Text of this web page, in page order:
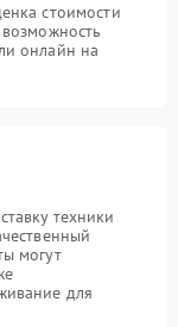
стоимости
онлайн на
техники
могут
для